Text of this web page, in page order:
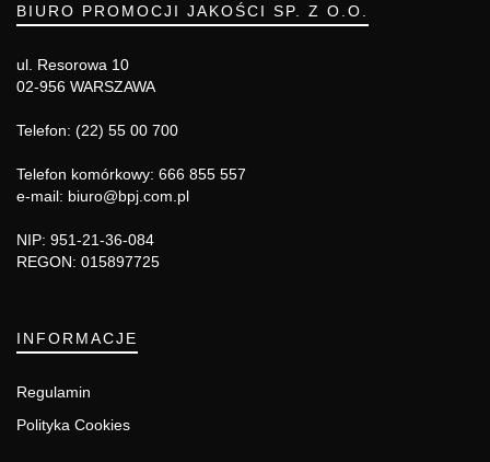
BIURO PROMOCJI JAKOŚCI SP. Z O.O.
ul. Resorowa 10
02-956 WARSZAWA
Telefon: (22) 55 00 700
Telefon komórkowy: 666 855 557
e-mail: biuro@bpj.com.pl
NIP: 951-21-36-084
REGON: 015897725
INFORMACJE
Regulamin
Polityka Cookies